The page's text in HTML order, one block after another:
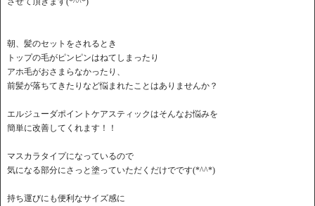
朝、髪のセットをされるとき
トップの毛がピンピンはねてしまったり
アホ毛がおさまらなかったり、
前髪が落ちてきたりなど悩まれたことはありませんか？
エルジューダポイントケアスティックはそんなお悩みを
簡単に改善してくれます！！
マスカラタイプになっているので
気になる部分にさっと塗っていただくだけでです(*^^*)
持ち運びにも便利なサイズ感に